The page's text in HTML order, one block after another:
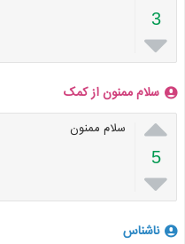
3

سلام ممنون از کمک

5

سلام ممنون
ناشناس